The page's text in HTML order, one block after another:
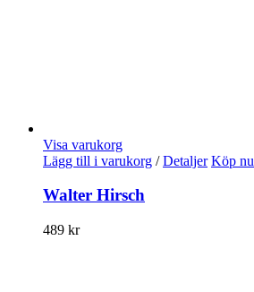
Visa varukorg
Lägg till i varukorg / Detaljer Köp nu
Walter Hirsch
489 kr